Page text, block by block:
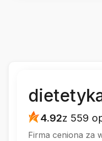
4.92z 559
Firma ceniona za